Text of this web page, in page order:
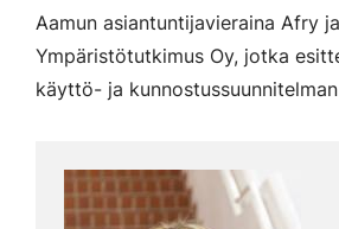
Aamun asiantuntijavieraina Afry
Ympäristötutkimus Oy, jotka
käyttö- ja